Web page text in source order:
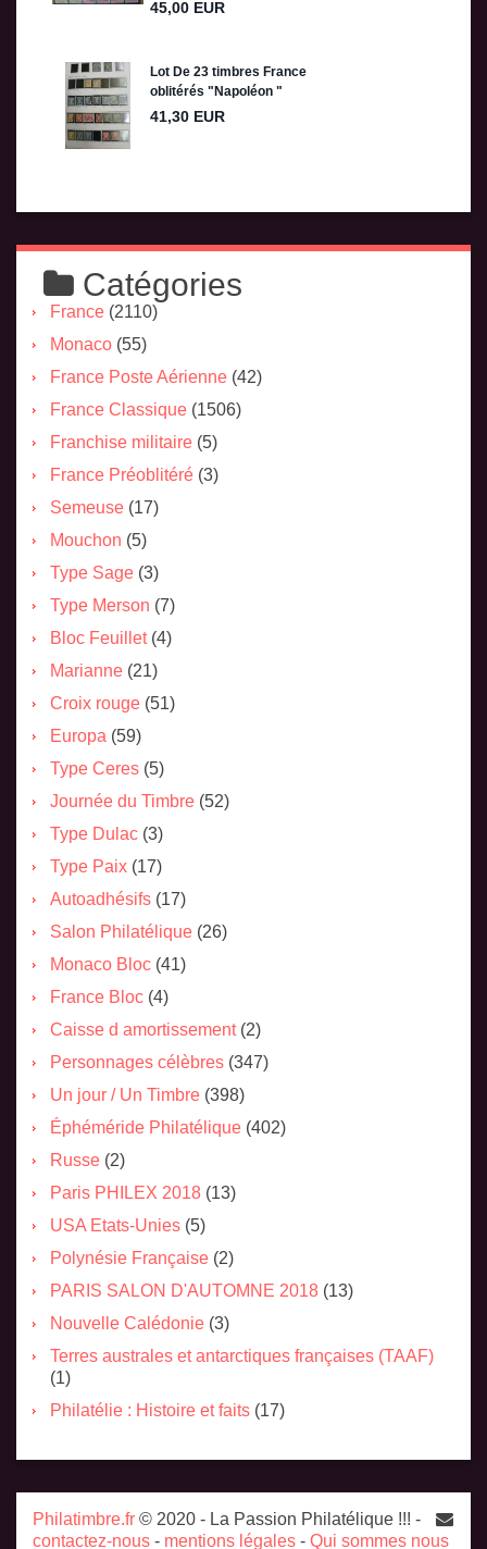
Catégories
France (2110)
Monaco (55)
France Poste Aérienne (42)
France Classique (1506)
Franchise militaire (5)
France Préoblitéré (3)
Semeuse (17)
Mouchon (5)
Type Sage (3)
Type Merson (7)
Bloc Feuillet(4)
Marianne (21)
Croix rouge (51)
Europa (59)
Type Ceres (5)
Journée du Timbre (52)
Type Dulac (3)
Type Paix (17)
Autoadhésifs (17)
Salon Philatélique (26)
Monaco Bloc (41)
France Bloc (4)
Caisse d amortissement(2)
Personnages célèbres (347)
Un jour / Un Timbre (398)
Éphéméride Philatélique (402)
Russe (2)
Paris PHILEX 2018 (13)
USA Etats-Unies (5)
Polynésie Française (2)
PARIS SALON D'AUTOMNE 2018 (13)
Nouvelle Calédonie (3)
Terres australes et antarctiques françaises (TAAF)
(1)
Philatélie : Histoire et faits (17)
Philatimbre.fr © 2020 - La Passion Philatélique !!! -
contactez-nous - mentions légales - Qui sommes nous